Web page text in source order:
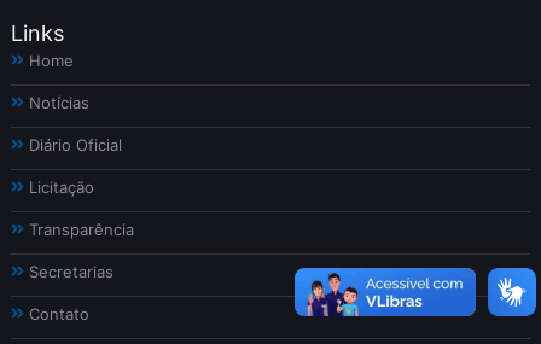
Links
Home
Notícias
Diário Oficial
Licitação
Transparência
Secretarias
Contato